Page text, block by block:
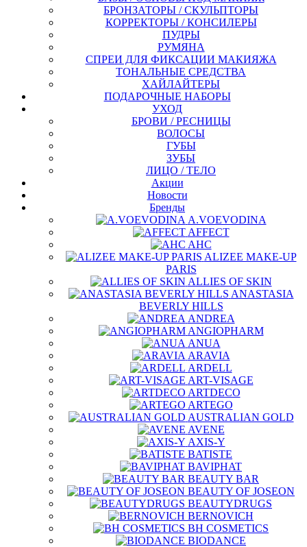
БРОНЗАТОРЫ / СКУЛЬПТОРЫ
КОРРЕКТОРЫ / КОНСИЛЕРЫ
ПУДРЫ
РУМЯНА
СПРЕИ ДЛЯ ФИКСАЦИИ МАКИЯЖА
ТОНАЛЬНЫЕ СРЕДСТВА
ХАЙЛАЙТЕРЫ
ПОДАРОЧНЫЕ НАБОРЫ
УХОД
БРОВИ / РЕСНИЦЫ
ВОЛОСЫ
ГУБЫ
ЗУБЫ
ЛИЦО / ТЕЛО
Акции
Новости
Бренды
A.VOEVODINA
AFFECT
AHC
ALIZEE MAKE-UP
PARIS
ALLIES OF SKIN
ANASTASIA
BEVERLY HILLS
ANDREA
ANGIOPHARM
ANUA
ARAVIA
ARDELL
ART-VISAGE
ARTDECO
ARTEGO
AUSTRALIAN GOLD
AVENE
AXIS-Y
BATISTE
BAVIPHAT
BEAUTY BAR
BEAUTY OF JOSEON
BEAUTYDRUGS
BERNOVICH
BH COSMETICS
BIODANCE